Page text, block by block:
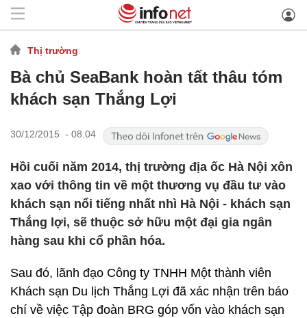
Thị trường
Bà chủ SeaBank hoàn tất thâu tóm
khách sạn Thắng Lợi
30/12/2015 - 08:04
Hồi cuối năm 2014, thị trường địa ốc Hà Nội xôn
xao với thông tin về một thương vụ đầu tư vào
khách sạn nổi tiếng nhất nhì Hà Nội - khách sạn
Thắng lợi, sẽ thuộc sở hữu một đại gia ngân
hàng sau khi cổ phần hóa.
Sau đó, lãnh đạo Công ty TNHH Một thành viên
Khách sạn Du lịch Thắng Lợi đã xác nhận trên báo
chí về việc Tập đoàn BRG góp vốn vào khách sạn